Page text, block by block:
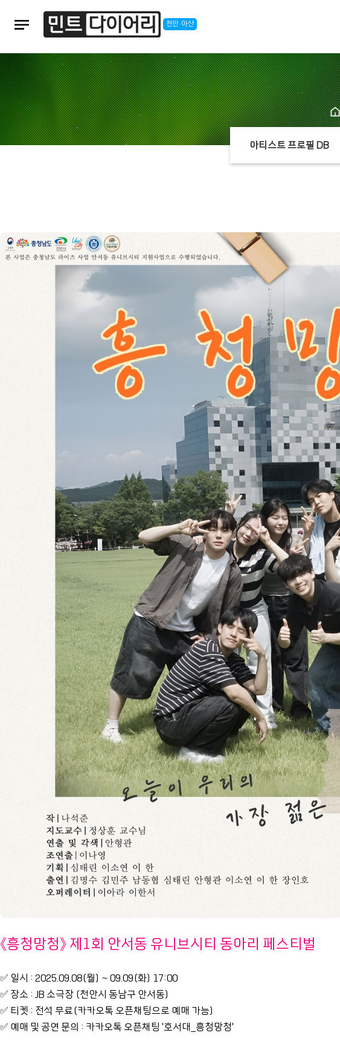
notes 천안·아산
아티스트 프로필 DB
《흥청망청》 제1회 안서동 유니브시티 동아리 페스티벌
✅ 일시 : 2025.09.08(월) ~ 09.09(화) 17:00
✅ 장소 : JB 소극장 (천안시 동남구 안서동)
✅ 티켓 : 전석 무료(카카오톡 오픈채팅으로 예매 가능)
✅ 예매 및 공연 문의 : 카카오톡 오픈채팅 '호서대_흥청망청'